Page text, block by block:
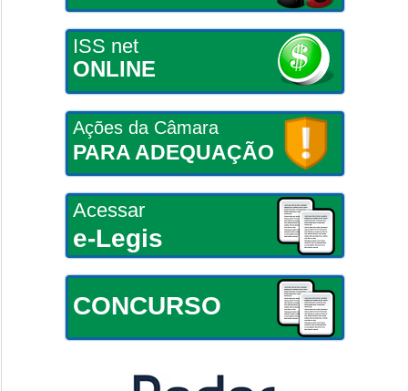
ISS net
ONLINE
Ações da Câmara
PARA ADEQUAÇÃO
Acessar
e-Legis
CONCURSO